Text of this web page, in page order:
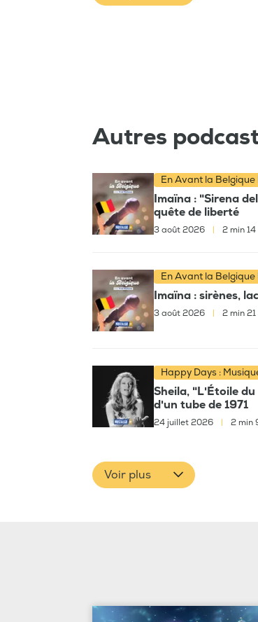
Autres
En Avant la Belgique
Imaïna : "Sirena
quête de liberté
3 août 2026 2 min 14
En Avant la Belgique
Imaïna : sirènes,
3 août 2026 | 2 min 21
Happy Days :
Sheila, "L'Étoile
d'un tube de 1971
24 juillet 2026 | 2 min
Voir plus